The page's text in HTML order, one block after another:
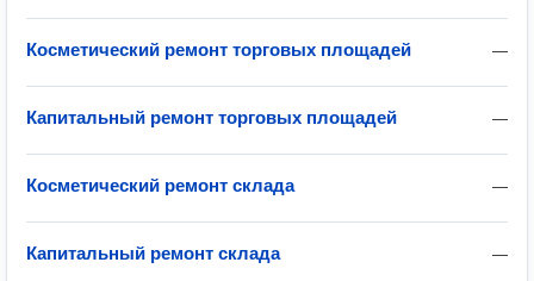
—
Косметический ремонт торговых площадей
—
Капитальный ремонт торговых площадей
—
Косметический ремонт склада
—
Капитальный ремонт склада